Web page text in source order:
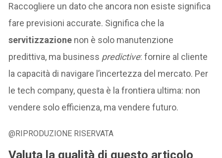
Raccogliere un dato che ancora non esiste significa
fare previsioni accurate. Significa che la
servitizzazione non è solo manutenzione
predittiva, ma business predictive: fornire al cliente
la capacità di navigare l’incertezza del mercato. Per
le tech company, questa è la frontiera ultima: non
vendere solo efficienza, ma vendere futuro.
@RIPRODUZIONE RISERVATA
Valuta la qualità di questo articolo